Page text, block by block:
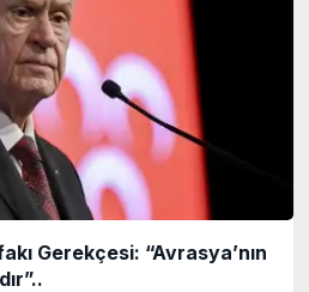
Gerekçesi: “Avrasya’nın